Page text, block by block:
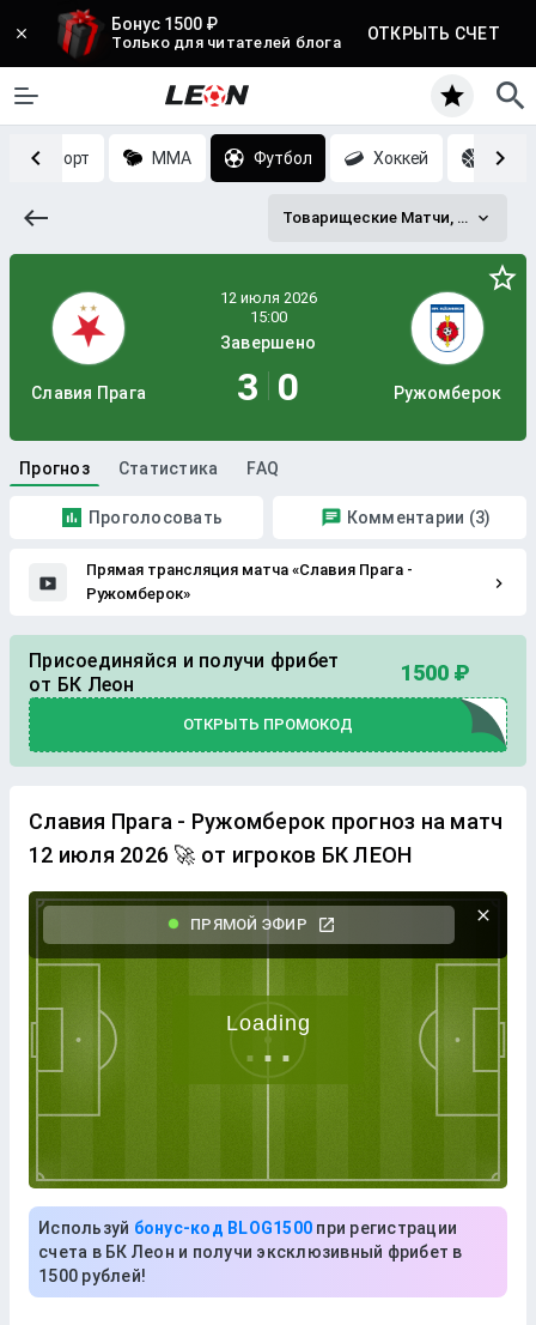
Бонус 1500 ₽
Только для читателей блога ОТКРЫТЬ СЧЕТ
MMA Футбол Хоккей
Товарищеские Матчи, Клубы (2x45 мин. или 2x40 мин.)
Славия Прага
Завершено
3 0 Ружомберок
Прогноз Статистика FAQ
Проголосовать Комментарии (3)
Прямая трансляция матча «Славия Прага -
Ружомберок»
Присоединяйся и получи фрибет
от БК Леон
1500 ₽
ОТКРЫТЬ ПРОМОКОД
Славия Прага - Ружомберок прогноз на матч
12 июля 2026 🚀 от игроков БК ЛЕОН
ПРЯМОЙ ЭФИР
Loading
...
Используй бонус-код BLOG1500 при регистрации
счета в БК Леон и получи эксклюзивный фрибет в
1500 рублей!